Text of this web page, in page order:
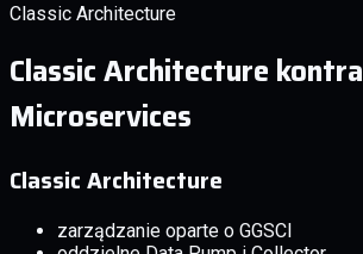
Classic Architecture
Classic Architecture kontra
Microservices
Classic Architecture
zarządzanie oparte o GGSCI